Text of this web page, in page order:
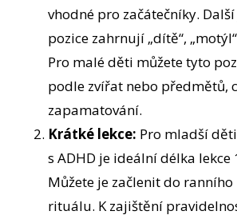
vhodné pro začátečníky.
pozice zahrnují „dítě“,
Pro malé děti můžete tyto
podle zvířat nebo předmětů,
zapamatování.
Krátké lekce: Pro mladší
s ADHD je ideální délka lekce
Můžete je začlenit do ranního
rituálu. K zajištění